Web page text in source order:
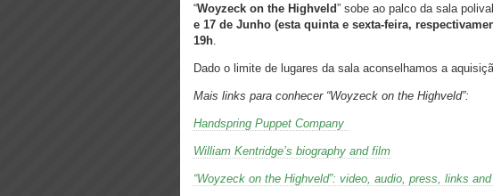
“Woyzeck on the Highveld” sobe ao palco da sala
e 17 de Junho (esta quinta e sexta-feira,
19h.
Dado o limite de lugares da sala aconselhamos a
Mais links para conhecer “Woyzeck on the Highveld”:
Handspring Puppet Company
William Kentridge’s biography and film
“Woyzeck on the Highveld”: video, audio, press, links